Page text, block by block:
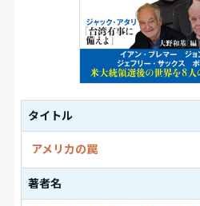
タイトル
アメリカの罠
著者名